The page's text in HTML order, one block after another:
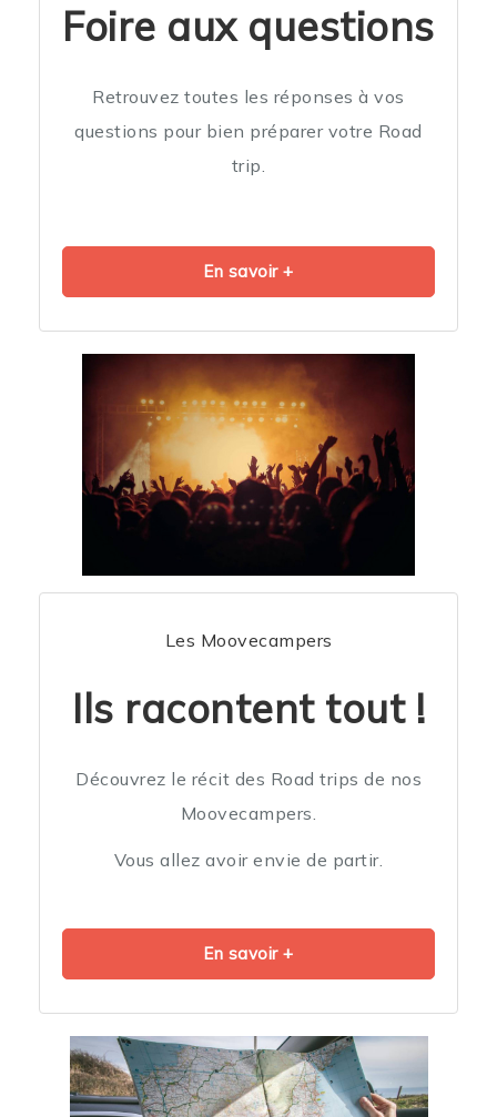
Foire aux questions
Retrouvez toutes les réponses à vos
questions pour bien préparer votre Road
trip.
En savoir +
Les Moovecampers
Ils racontent tout !
Découvrez le récit des Road trips de nos
Moovecampers.
Vous allez avoir envie de partir.
En savoir +